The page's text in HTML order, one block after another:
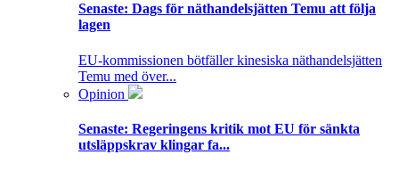
Senaste: Dags för näthandelsjätten Temu att följa
lagen
EU-kommissionen bötfäller kinesiska näthandelsjätten
Temu med över...
Opinion
Senaste: Regeringens kritik mot EU för sänkta
utsläppskrav klingar fa...